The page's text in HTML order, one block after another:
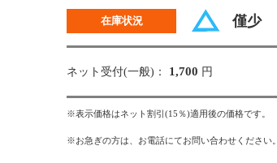
在庫状況 僅少
ネット受付(一般)： 1,700 円
※表示価格はネット割引(15％)適用後の価格です。
※お急ぎの方は、お電話にてお問い合わせください。